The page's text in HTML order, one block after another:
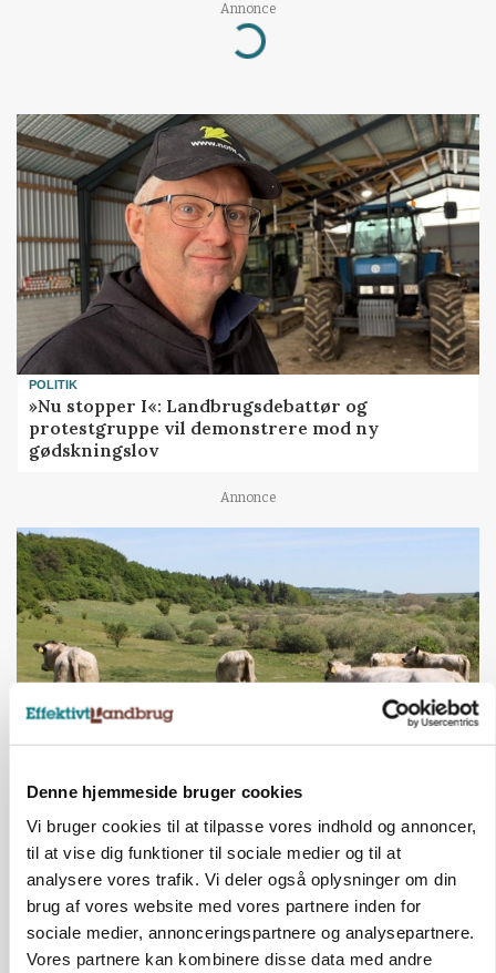
Denne hjemmeside bruger cookies
Vi bruger cookies til at tilpasse vores indhold og annoncer,
til at vise dig funktioner til sociale medier og til at
analysere vores trafik. Vi deler også oplysninger om din
brug af vores website med vores partnere inden for
sociale medier, annonceringspartnere og analysepartnere.
Vores partnere kan kombinere disse data med andre
Annonce
Loading...
POLITIK
»Nu stopper I«: Landbrugsdebattør og
protestgruppe vil demonstrere mod ny
gødskningslov
Annonce
KVÆG
Snart kan man søge tilskud til naturprojekter
PLANTER
Før såmaskinen kører: Her er efterårets største
skadedyrsrisici